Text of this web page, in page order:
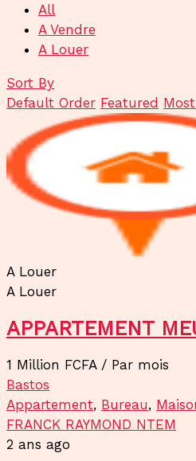
All
A Vendre
A Louer
Sort By
Default Order Featured
A Louer
A Louer
APPARTEMENT
1 Million FCFA / Par mois
Bastos
Appartement, Bureau,
FRANCK RAYMOND NTEM
2 ans ago